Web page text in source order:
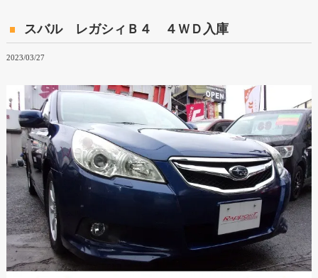
スバル レガシィＢ４ ４ＷＤ入庫
2023/03/27